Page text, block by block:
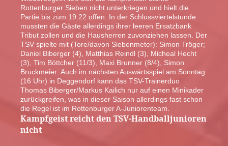
Rottenburger Sieben nicht unterkriegen und hielt die
Partie bis zum 19:22 offen. In der Schlussviertelstunde
mussten die Gäste allerdings ihrer leeren Ersatzbank
Tribut zollen und die Hausherren zuvonziehen lassen. Der
TSV spielte mit (Tore/davon Siebenmeter): Simon Tröger;
Daniel Biberger (4), Matthias Reindl (3), Micheal Hecht
(3), Tim Böttcher (11/3), Maxi Brunner (8/4), Simon
Bruckmeier. Auch im nächsten Auswärtsspiel am Sonntag
(16 Uhr) in Deggendorf kann das TSV-Trainerduo
Thomas Biberger/Markus Kailich nur auf einen Minikader
zurückgreifen, was in dieser Saison allerdings fast schon
die Regel ist im Rottenburger A-Juniorenteam.
Kampfgeist reicht den TSV-Handballjunioren
nicht